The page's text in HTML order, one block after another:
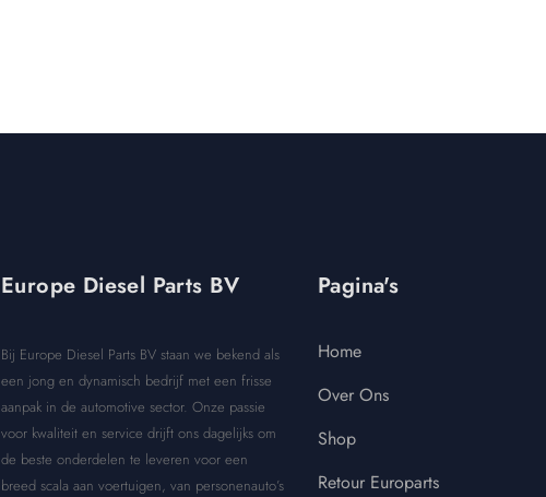
Europe Diesel Parts BV
Bij Europe Diesel Parts BV staan we bekend als
een jong en dynamisch bedrijf met een frisse
aanpak in de automotive sector. Onze passie
voor kwaliteit en service drijft ons dagelijks om
de beste onderdelen te leveren voor een
breed scala aan voertuigen, van personenauto’s
Pagina's
Home
Over Ons
Shop
Retour Europarts